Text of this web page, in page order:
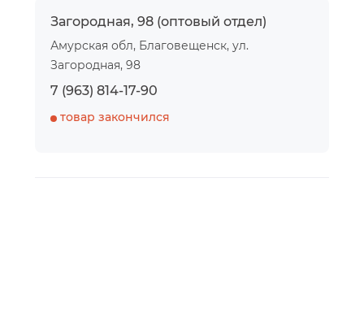
Загородная, 98 (оптовый отдел)
Амурская обл, Благовещенск, ул.
Загородная, 98
7 (963) 814-17-90
товар закончился